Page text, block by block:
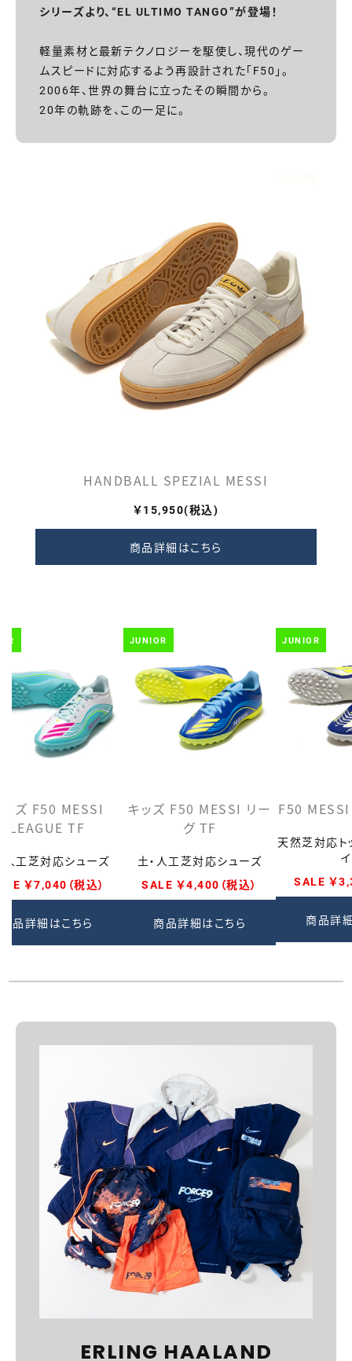
シリーズより、“EL ULTIMO TANGO”が登場！
軽量素材と最新テクノロジーを駆使し、現代のゲー
ムスピードに対応するよう再設計された「F50」。
2006年、世界の舞台に立ったその瞬間から。
20年の軌跡を、この一足に。
HANDBALL SPEZIAL MESSI
￥15,950(税込)
商品詳細はこちら
ッズ F50 MESSI
LEAGUE TF
人工芝対応シューズ
￥7,040（税込）
商品詳細はこちら
キッズ F50 MESSI リー
グ TF
土・人工芝対応シューズ
SALE ￥4,400（税込）
商品詳細はこちら
JUNIOR
F50 MESSI
天然芝対応ト
SALE ￥
商品詳
JUNIOR
ERLING HAALAND